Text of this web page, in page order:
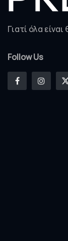
Γιατί όλα
Follow Us